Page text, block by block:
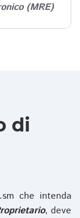
(MRE)
di
che intenda
, deve